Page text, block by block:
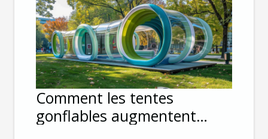
Comment les tentes
gonflables augmentent